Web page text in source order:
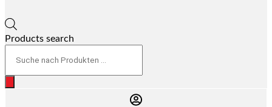
Products search